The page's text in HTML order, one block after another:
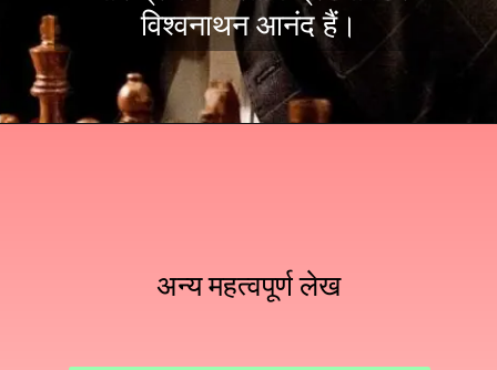
विश्वनाथन आनंद हैं।
अन्य महत्वपूर्ण लेख